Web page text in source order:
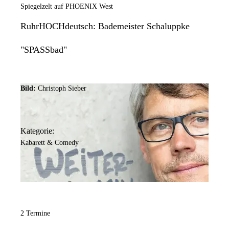
Spiegelzelt auf PHOENIX West
RuhrHOCHdeutsch: Bademeister Schaluppke
"SPASSbad"
Bild: Christoph Sieber
Kategorie:
Kabarett & Comedy
2 Termine